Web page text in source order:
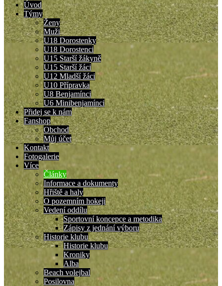
Úvod
Týmy
Ženy
Muži
U18 Dorostenky
U18 Dorostenci
U15 Starší žákyně
U15 Starší žáci
U12 Mladší žáci
U10 Přípravka
U8 Benjamínci
U6 Minibenjamínci
Přidej se k nám
Fanshop
Obchod
Můj účet
Kontakt
Fotogalerie
Více
Články
Informace a dokumenty
Hřiště a haly
O pozemním hokeji
Vedení oddílu
Sportovní koncepce a metodika
Zápisy z jednání výboru
Historie klubu
Historie klubu
Kroniky
Alba
Beach volejbal
Posilovna